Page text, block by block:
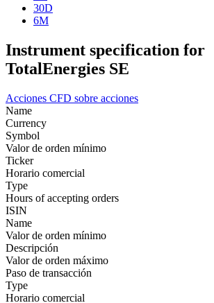
30D
6M
Instrument specification for
TotalEnergies SE
Acciones CFD sobre acciones
Name
Currency
Symbol
Valor de orden mínimo
Ticker
Horario comercial
Type
Hours of accepting orders
ISIN
Name
Valor de orden mínimo
Descripción
Valor de orden máximo
Paso de transacción
Type
Horario comercial